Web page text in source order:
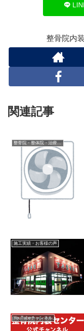
整骨院内
関連記事
整骨院・整体院・治療院内装工事について
施工実績・お客様の声
YouTubeチャンネル